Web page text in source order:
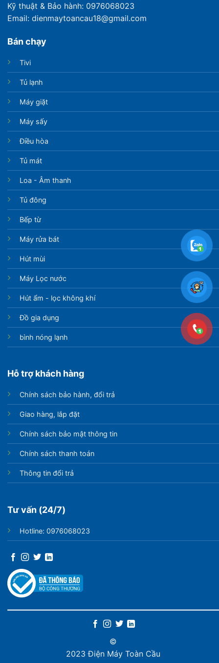
Kỹ thuật & Bảo hành: 0976068023
Email: dienmaytoancau18@gmail.com
Bán chạy
Tivi
Tủ lạnh
Máy giặt
Máy sấy
Điều hòa
Tủ mát
Loa - Âm thanh
Tủ đông
Bếp từ
Máy rửa bát
Hút mùi
Máy Lọc nước
Hút ẩm - lọc không khí
Đồ gia dụng
bình nóng lạnh
Hỗ trợ khách hàng
Chính sách bảo hành, đổi trả
Giao hàng, lắp đặt
Chính sách bảo mật thông tin
Chính sách thanh toán
Thông tin đổi trả
Tư vấn (24/7)
Hotline: 0976068023
©
2023 Điện Máy Toàn Cầu